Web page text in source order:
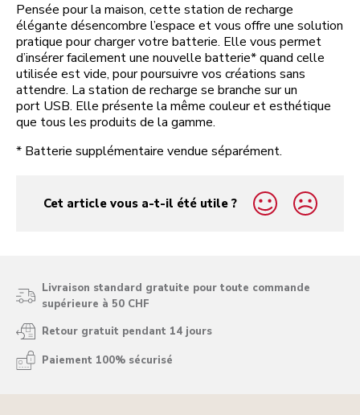
Pensée pour la maison, cette station de recharge
élégante désencombre l’espace et vous offre une solution
pratique pour charger votre batterie. Elle vous permet
d’insérer facilement une nouvelle batterie* quand celle
utilisée est vide, pour poursuivre vos créations sans
attendre. La station de recharge se branche sur un
port USB. Elle présente la même couleur et esthétique
que tous les produits de la gamme.
* Batterie supplémentaire vendue séparément.
Cet article vous a-t-il été utile ?
yes
no
Livraison standard gratuite pour toute commande
supérieure à 50 CHF
Retour gratuit pendant 14 jours
Paiement 100% sécurisé